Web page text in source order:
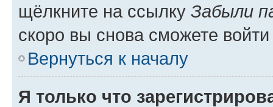
щёлкните на ссылку Забыли
скоро вы снова сможете
Вернуться к началу
Я только что